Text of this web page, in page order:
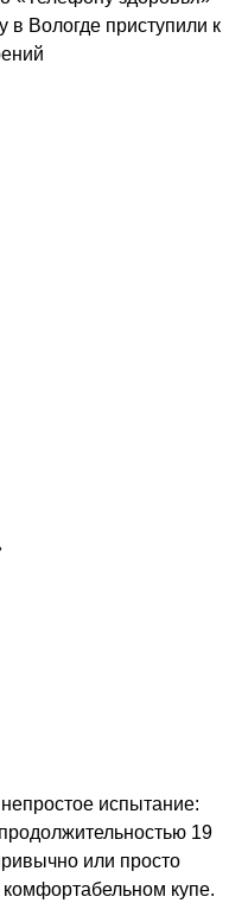
в Вологде приступили к
испытание:
19
или просто
купе.